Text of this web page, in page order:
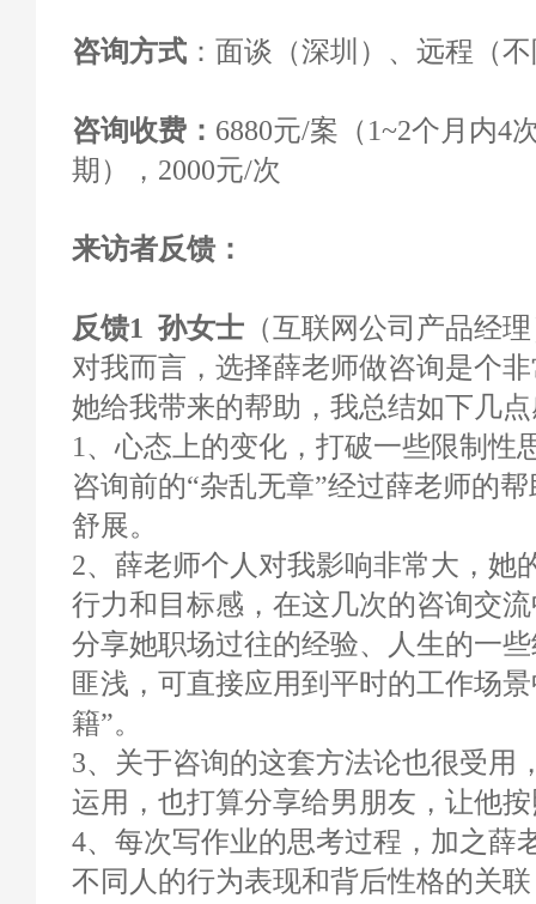
咨询方式 ：面谈（深圳）、远程（
咨询收费 ： 6880元/案（1~2个月内4
期），2000元/次
来访者反馈：
反馈1 孙女士 （互联网公司产品经
对我而言，选择薛老师做咨询是个
她给我带来的帮助，我总结如下几
1、心态上的变化，打破一些限制性
咨询前的“杂乱无章”经过薛老师的
舒展。
2、薛老师个人对我影响非常大，她
行力和目标感，在这几次的咨询交
分享她职场过往的经验、人生的一
匪浅，可直接应用到平时的工作场
籍”。
3、关于咨询的这套方法论也很受用
运用，也打算分享给男朋友，让他
4、每次写作业的思考过程，加之薛
不同人的行为表现和背后性格的关